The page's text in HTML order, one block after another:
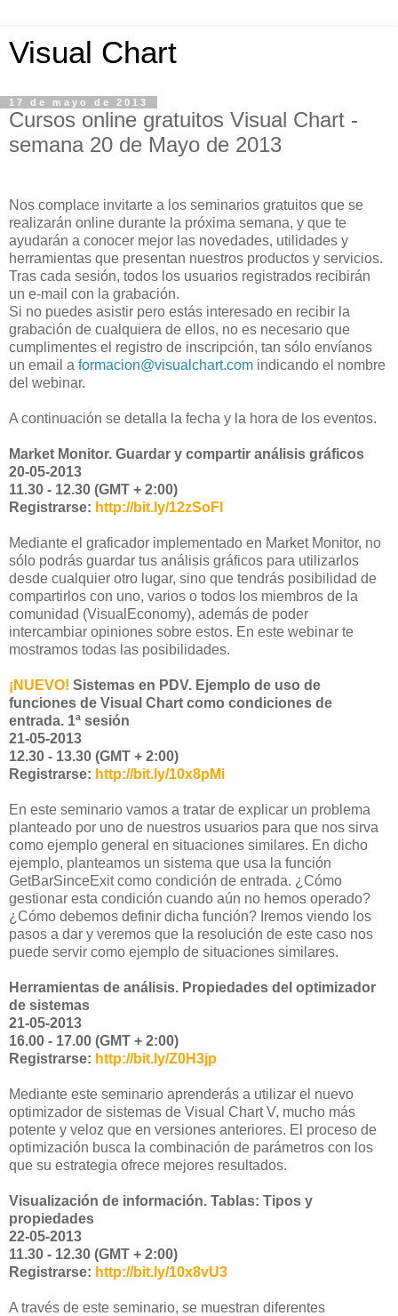
Visual Chart
17 de mayo de 2013
Cursos online gratuitos Visual Chart -
semana 20 de Mayo de 2013
Nos complace invitarte a los seminarios gratuitos que se
realizarán online durante la próxima semana, y que te
ayudarán a conocer mejor las novedades, utilidades y
herramientas que presentan nuestros productos y servicios.
Tras cada sesión, todos los usuarios registrados recibirán
un e-mail con la grabación.
Si no puedes asistir pero estás interesado en recibir la
grabación de cualquiera de ellos, no es necesario que
cumplimentes el registro de inscripción, tan sólo envíanos
un email a formacion@visualchart.com indicando el nombre
del webinar.
A continuación se detalla la fecha y la hora de los eventos.
Market Monitor. Guardar y compartir análisis gráficos
20-05-2013
11.30 - 12.30 (GMT + 2:00)
Registrarse: http://bit.ly/12zSoFl
Mediante el graficador implementado en Market Monitor, no
sólo podrás guardar tus análisis gráficos para utilizarlos
desde cualquier otro lugar, sino que tendrás posibilidad de
compartirlos con uno, varios o todos los miembros de la
comunidad (VisualEconomy), además de poder
intercambiar opiniones sobre estos. En este webinar te
mostramos todas las posibilidades.
¡NUEVO! Sistemas en PDV. Ejemplo de uso de
funciones de Visual Chart como condiciones de
entrada. 1ª sesión
21-05-2013
12.30 - 13.30 (GMT + 2:00)
Registrarse: http://bit.ly/10x8pMi
En este seminario vamos a tratar de explicar un problema
planteado por uno de nuestros usuarios para que nos sirva
como ejemplo general en situaciones similares. En dicho
ejemplo, planteamos un sistema que usa la función
GetBarSinceExit como condición de entrada. ¿Cómo
gestionar esta condición cuando aún no hemos operado?
¿Cómo debemos definir dicha función? Iremos viendo los
pasos a dar y veremos que la resolución de este caso nos
puede servir como ejemplo de situaciones similares.
Herramientas de análisis. Propiedades del optimizador
de sistemas
21-05-2013
16.00 - 17.00 (GMT + 2:00)
Registrarse: http://bit.ly/Z0H3jp
Mediante este seminario aprenderás a utilizar el nuevo
optimizador de sistemas de Visual Chart V, mucho más
potente y veloz que en versiones anteriores. El proceso de
optimización busca la combinación de parámetros con los
que su estrategia ofrece mejores resultados.
Visualización de información. Tablas: Tipos y
propiedades
22-05-2013
11.30 - 12.30 (GMT + 2:00)
Registrarse: http://bit.ly/10x8vU3
A través de este seminario, se muestran diferentes